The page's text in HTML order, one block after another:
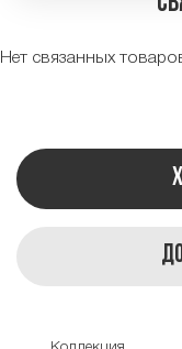
Нет связанных